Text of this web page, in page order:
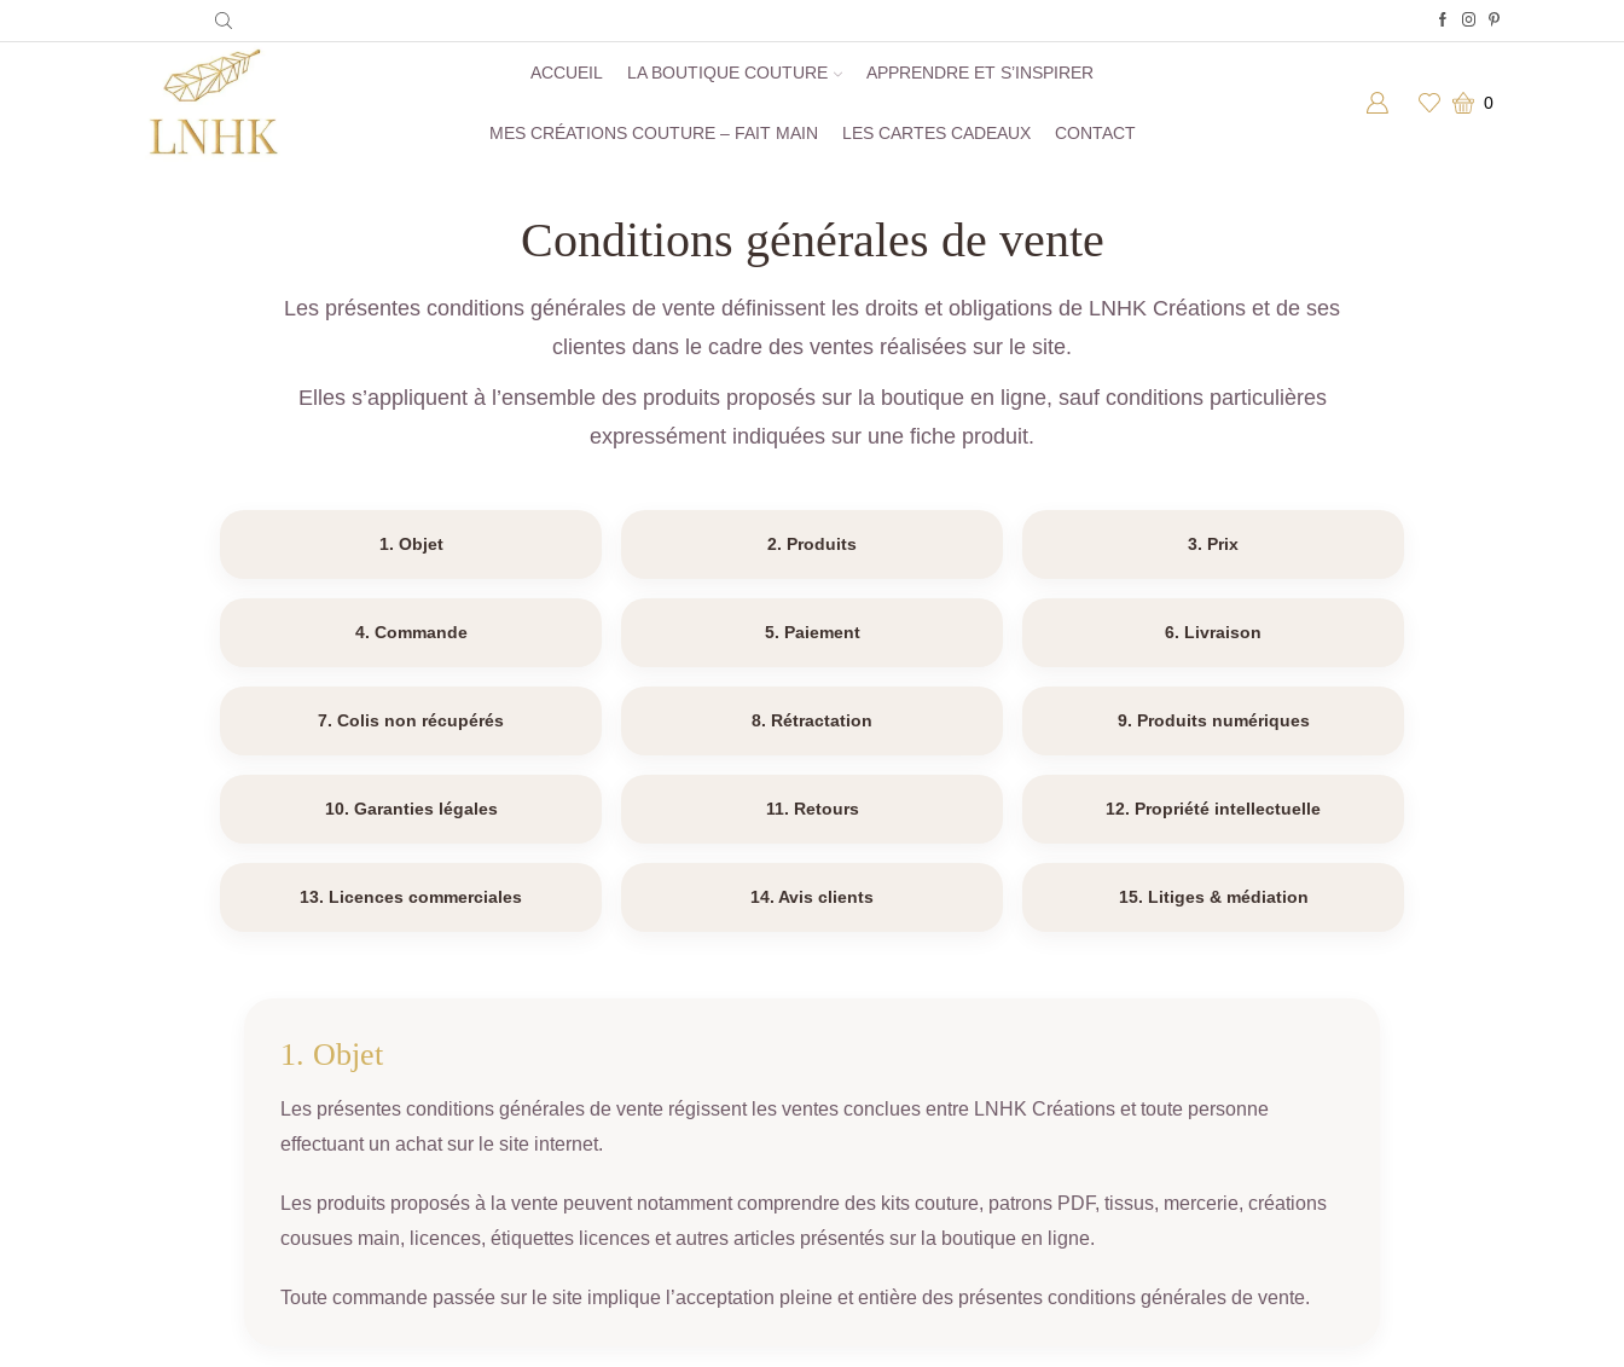
ACCUEIL LA BOUTIQUE COUTURE APPRENDRE ET S’INSPIRER
MES CRÉATIONS COUTURE – FAIT MAIN LES CARTES CADEAUX CONTACT
0
Conditions générales de vente
Les présentes conditions générales de vente définissent les droits et obligations de LNHK Créations et de ses
clientes dans le cadre des ventes réalisées sur le site.
Elles s’appliquent à l’ensemble des produits proposés sur la boutique en ligne, sauf conditions particulières
expressément indiquées sur une fiche produit.
1. Objet 2. Produits 3. Prix
4. Commande 5. Paiement 6. Livraison
7. Colis non récupérés 8. Rétractation 9. Produits numériques
10. Garanties légales 11. Retours 12. Propriété intellectuelle
13. Licences commerciales 14. Avis clients 15. Litiges & médiation
1. Objet
Les présentes conditions générales de vente régissent les ventes conclues entre LNHK Créations et toute personne
effectuant un achat sur le site internet.
Les produits proposés à la vente peuvent notamment comprendre des kits couture, patrons PDF, tissus, mercerie, créations
cousues main, licences, étiquettes licences et autres articles présentés sur la boutique en ligne.
Toute commande passée sur le site implique l’acceptation pleine et entière des présentes conditions générales de vente.